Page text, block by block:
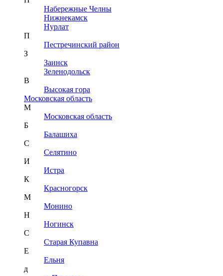
Набережные Челны
Нижнекамск
Нурлат
П
Пестречинский район
З
Заинск
Зеленодольск
В
Высокая гора
Московская область
М
Московская область
Б
Балашиха
С
Селятино
И
Истра
К
Красногорск
М
Монино
Н
Ногинск
С
Старая Купавна
Е
Ельня
д